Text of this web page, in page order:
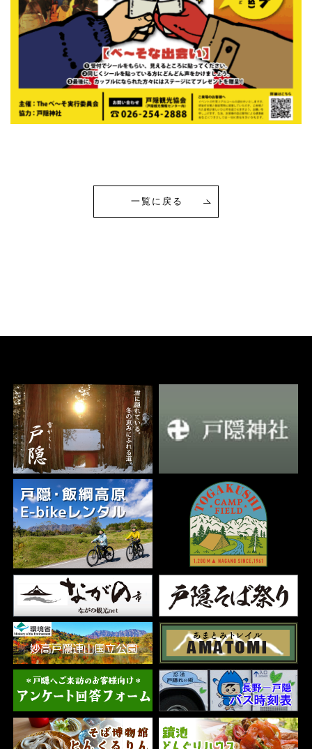
一覧に戻る